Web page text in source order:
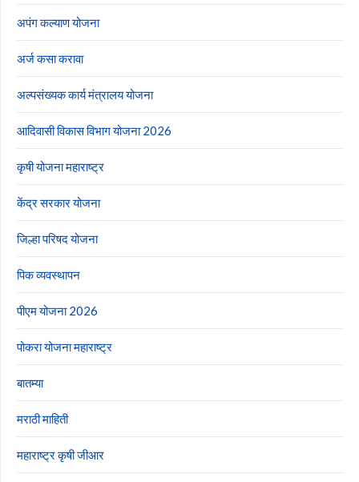
अपंग कल्याण योजना
अर्ज कसा करावा
अल्पसंख्यक कार्य मंत्रालय योजना
आदिवासी विकास विभाग योजना 2026
कृषी योजना महाराष्ट्र
केंद्र सरकार योजना
जिल्हा परिषद योजना
पिक व्यवस्थापन
पीएम योजना 2026
पोकरा योजना महाराष्ट्र
बातम्या
मराठी माहिती
महाराष्ट्र कृषी जीआर